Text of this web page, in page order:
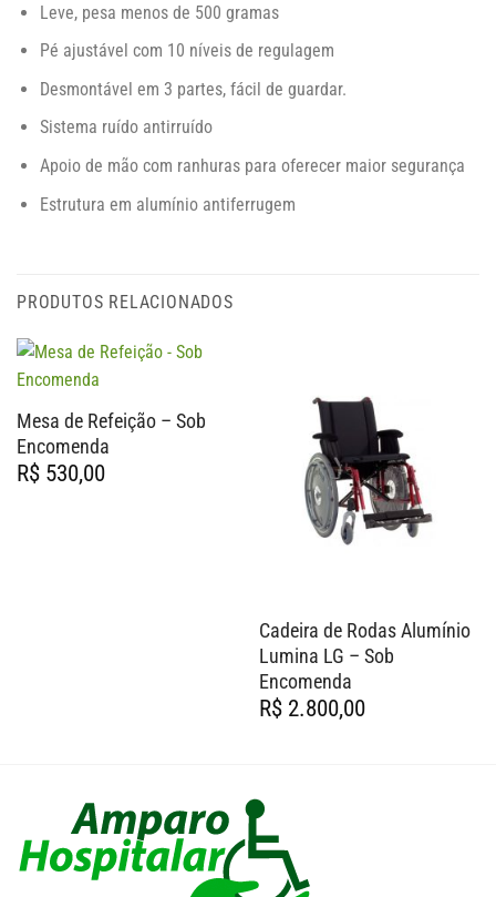
Leve, pesa menos de 500 gramas
Pé ajustável com 10 níveis de regulagem
Desmontável em 3 partes, fácil de guardar.
Sistema ruído antirruído
Apoio de mão com ranhuras para oferecer maior segurança
Estrutura em alumínio antiferrugem
PRODUTOS RELACIONADOS
Mesa de Refeição – Sob
Encomenda
R$530,00
Cadeira de Rodas Alumínio
Lumina LG – Sob
Encomenda
R$2.800,00